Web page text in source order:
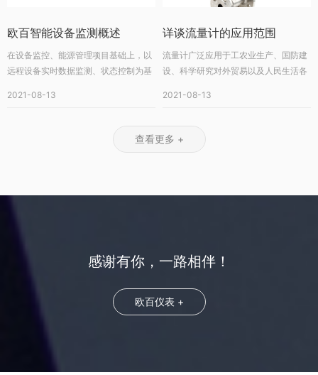
欧百智能设备监测概述
在设备监控、能源管理项目基础上，以
远程设备实时数据监测、状态控制为基
2021-08-13
详谈流量计的应用范围
流量计广泛应用于工农业生产、国防建
设、科学研究对外贸易以及人民生活各
2021-08-13
查看更多 +
感谢有你，一路相伴！
欧百仪表 +